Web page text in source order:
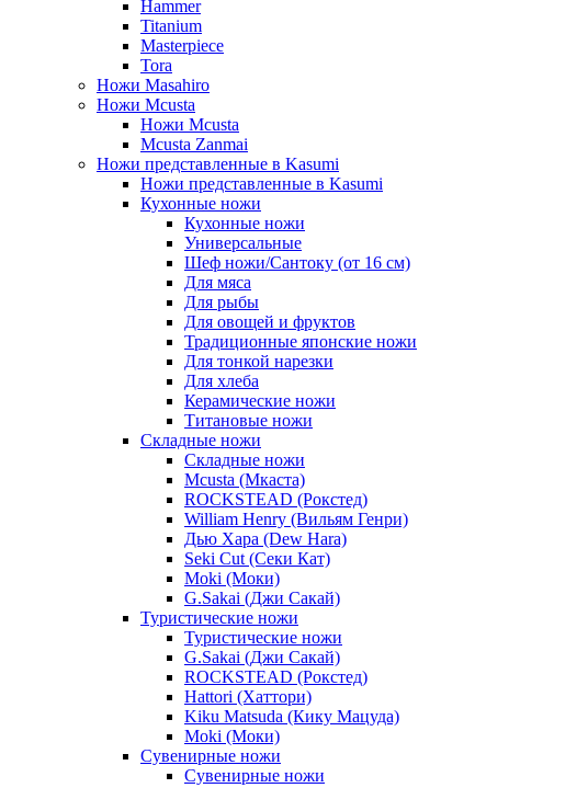
Hammer
Titanium
Masterpiece
Tora
Ножи Masahiro
Ножи Mcusta
Ножи Mcusta
Mcusta Zanmai
Ножи представленные в Kasumi
Ножи представленные в Kasumi
Кухонные ножи
Кухонные ножи
Универсальные
Шеф ножи/Сантоку (от 16 см)
Для мяса
Для рыбы
Для овощей и фруктов
Традиционные японские ножи
Для тонкой нарезки
Для хлеба
Керамические ножи
Титановые ножи
Складные ножи
Складные ножи
Mcusta (Мкаста)
ROCKSTEAD (Рокстед)
William Henry (Вильям Генри)
Дью Хара (Dew Hara)
Seki Cut (Секи Кат)
Moki (Моки)
G.Sakai (Джи Сакай)
Туристические ножи
Туристические ножи
G.Sakai (Джи Сакай)
ROCKSTEAD (Рокстед)
Hattori (Хаттори)
Kiku Matsuda (Кику Мацуда)
Moki (Моки)
Сувенирные ножи
Сувенирные ножи